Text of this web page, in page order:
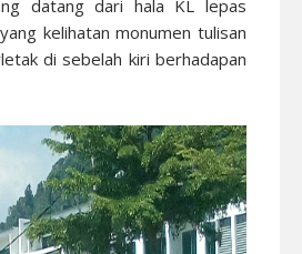
datang dari hala KL lepas
kelihatan monumen tulisan
di sebelah kiri berhadapan